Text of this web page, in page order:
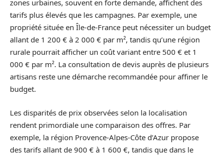
zones urbaines, souvent en forte demande, affichent des
tarifs plus élevés que les campagnes. Par exemple, une
propriété située en Île-de-France peut nécessiter un budget
allant de 1 200 € à 2 000 € par m², tandis qu’une région
rurale pourrait afficher un coût variant entre 500 € et 1
000 € par m². La consultation de devis auprès de plusieurs
artisans reste une démarche recommandée pour affiner le
budget.
Les disparités de prix observées selon la localisation
rendent primordiale une comparaison des offres. Par
exemple, la région Provence-Alpes-Côte d’Azur propose
des tarifs allant de 900 € à 1 600 €, tandis que dans le